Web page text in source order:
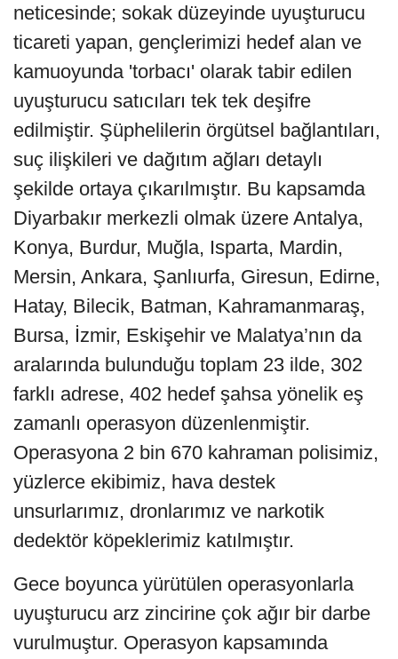
neticesinde; sokak düzeyinde uyuşturucu
ticareti yapan, gençlerimizi hedef alan ve
kamuoyunda 'torbacı' olarak tabir edilen
uyuşturucu satıcıları tek tek deşifre
edilmiştir. Şüphelilerin örgütsel bağlantıları,
suç ilişkileri ve dağıtım ağları detaylı
şekilde ortaya çıkarılmıştır. Bu kapsamda
Diyarbakır merkezli olmak üzere Antalya,
Konya, Burdur, Muğla, Isparta, Mardin,
Mersin, Ankara, Şanlıurfa, Giresun, Edirne,
Hatay, Bilecik, Batman, Kahramanmaraş,
Bursa, İzmir, Eskişehir ve Malatya’nın da
aralarında bulunduğu toplam 23 ilde, 302
farklı adrese, 402 hedef şahsa yönelik eş
zamanlı operasyon düzenlenmiştir.
Operasyona 2 bin 670 kahraman polisimiz,
yüzlerce ekibimiz, hava destek
unsurlarımız, dronlarımız ve narkotik
dedektör köpeklerimiz katılmıştır.
Gece boyunca yürütülen operasyonlarla
uyuşturucu arz zincirine çok ağır bir darbe
vurulmuştur. Operasyon kapsamında